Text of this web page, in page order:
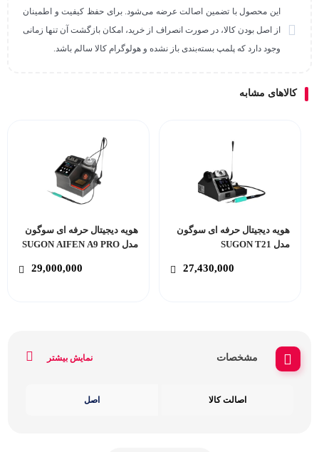
این محصول با تضمین اصالت عرضه می‌شود. برای حفظ کیفیت و اطمینان
از اصل بودن کالا، در صورت انصراف از خرید، امکان بازگشت آن تنها زمانی
وجود دارد که پلمپ بسته‌بندی باز نشده و هولوگرام کالا سالم باشد.
کالاهای مشابه
هویه دیجیتال حرفه ای سوگون
مدل SUGON T21
27,430,000
هویه دیجیتال حرفه ای سوگون
مدل SUGON AIFEN A9 PRO
29,000,000
مشخصات نمایش بیشتر
اصالت کالا اصل